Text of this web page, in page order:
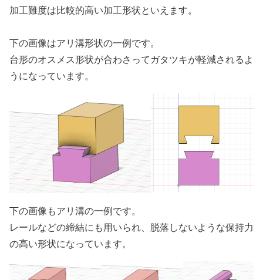
加工難度は比較的高い加工形状といえます。
下の画像はアリ溝形状の一例です。
台形のオスメス形状が合わさってガタツキが軽減されるよ
うになっています。
下の画像もアリ溝の一例です。
レールなどの締結にも用いられ、脱落しないような保持力
の高い形状になっています。